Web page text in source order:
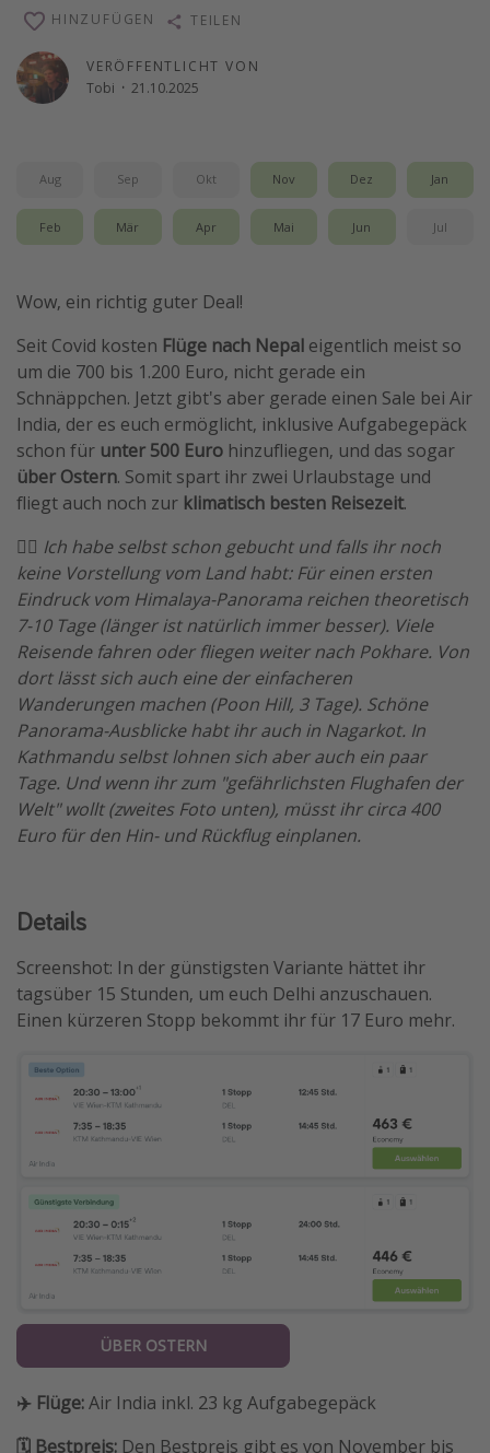
Reise Journal
Schönste Naturwunder der Welt
Digital Nomad Tipps
VERÖFFENTLICHT VON
Tobi · 21.10.2025
HINZUFÜGEN TEILEN
Aug Sep Okt Nov Dez Jan
Feb Mär Apr Mai Jun Jul
Wow, ein richtig guter Deal!
Seit Covid kosten Flüge nach Nepal eigentlich meist so
um die 700 bis 1.200 Euro, nicht gerade ein
Schnäppchen. Jetzt gibt's aber gerade einen Sale bei Air
India, der es euch ermöglicht, inklusive Aufgabegepäck
schon für unter 500 Euro hinzufliegen, und das sogar
über Ostern. Somit spart ihr zwei Urlaubstage und
fliegt auch noch zur klimatisch besten Reisezeit.
🏴‍☠️ Ich habe selbst schon gebucht und falls ihr noch
keine Vorstellung vom Land habt: Für einen ersten
Eindruck vom Himalaya-Panorama reichen theoretisch
7-10 Tage (länger ist natürlich immer besser). Viele
Reisende fahren oder fliegen weiter nach Pokhare. Von
dort lässt sich auch eine der einfacheren
Wanderungen machen (Poon Hill, 3 Tage). Schöne
Panorama-Ausblicke habt ihr auch in Nagarkot. In
Kathmandu selbst lohnen sich aber auch ein paar
Tage. Und wenn ihr zum "gefährlichsten Flughafen der
Welt" wollt (zweites Foto unten), müsst ihr circa 400
Euro für den Hin- und Rückflug einplanen.
Details
Screenshot: In der günstigsten Variante hättet ihr
tagsüber 15 Stunden, um euch Delhi anzuschauen.
Einen kürzeren Stopp bekommt ihr für 17 Euro mehr.
ÜBER OSTERN
✈️ Flüge:Air India inkl. 23 kg Aufgabegepäck
🗓️ Bestpreis: Den Bestpreis gibt es von November bis